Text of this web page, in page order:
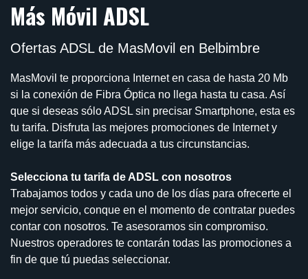
Más Móvil ADSL
Ofertas ADSL de MasMovil en Belbimbre
MasMovil te proporciona Internet en casa de hasta 20 Mb
si la conexión de Fibra Óptica no llega hasta tu casa. Así
que si deseas sólo ADSL sin precisar Smartphone, esta es
tu tarifa. Disfruta las mejores promociones de Internet y
elige la tarifa más adecuada a tus circunstancias.
Selecciona tu tarifa de ADSL con nosotros
Trabajamos todos y cada uno de los días para ofrecerte el
mejor servicio, conque en el momento de contratar puedes
contar con nosotros. Te asesoramos sin compromiso.
Nuestros operadores te contarán todas las promociones a
fin de que tú puedas seleccionar.